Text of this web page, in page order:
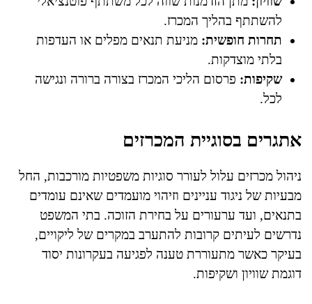
להשתתף בהליך המכרז.
תחרות חופשית: מניעת תנאים מפלים או העדפות
בלתי מוצדקות.
שקיפות: פרסום הליכי המכרז בצורה ברורה ונגישה
לכל.
אתגרים בסוגיית המכרזים
ניהול מכרזים עלול לעורר סוגיות משפטיות מורכבות, החל
מבעיות של ניגוד עניינים וזיהוי מועמדים שאינם עומדים
בתנאים, ועד ערעורים על בחירת הזוכה. בתי המשפט
נדרשים לעיתים קרובות להתערב במקרים של ליקויים,
בעיקר כאשר מתעוררת טענה לפגיעה בעקרונות יסוד
דוגמת שוויון ושקיפות.